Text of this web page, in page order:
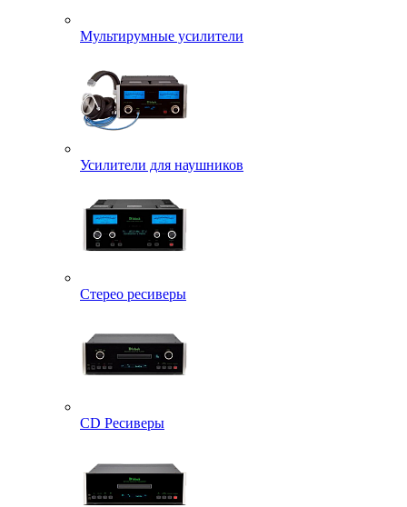
Мультирумные усилители
Усилители для наушников
Стерео ресиверы
CD Ресиверы